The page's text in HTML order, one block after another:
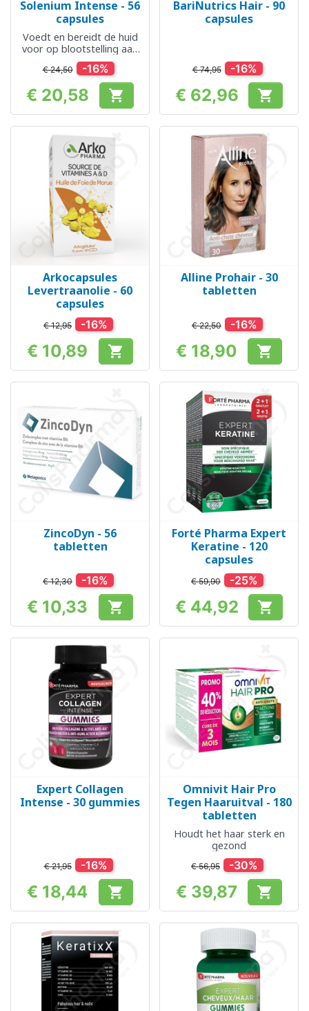
Solenium Intense - 56
capsules
Voedt en bereidt de huid
voor op blootstelling aan
de zon
€ 24,50 -16%
Prijs
€ 20,58 
BariNutrics Hair - 90
capsules
€ 74,95 -16%
Prijs
€ 62,96 
Arkocapsules
Levertraanolie - 60
capsules
€ 12,95 -16%
Prijs
€ 10,89 
Alline Prohair - 30
tabletten
€ 22,50 -16%
Prijs
€ 18,90 
ZincoDyn - 56
tabletten
€ 12,30 -16%
Prijs
€ 10,33 
Forté Pharma Expert
Keratine - 120
capsules
€ 59,90 -25%
Prijs
€ 44,92 
Expert Collagen
Intense - 30 gummies
€ 21,95 -16%
Prijs
€ 18,44 
Omnivit Hair Pro
Tegen Haaruitval - 180
tabletten
Houdt het haar sterk en
gezond
€ 56,95 -30%
Prijs
€ 39,87 